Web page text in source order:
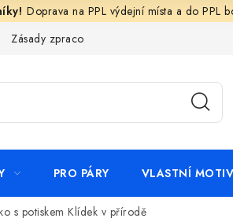
Doprava na PPL výdejní místa a do PPL
Zásady zpracování ochrany osobních údajů
PRO PÁRY VLASTNÍ MOTIV
s potiskem Klídek v přírodě